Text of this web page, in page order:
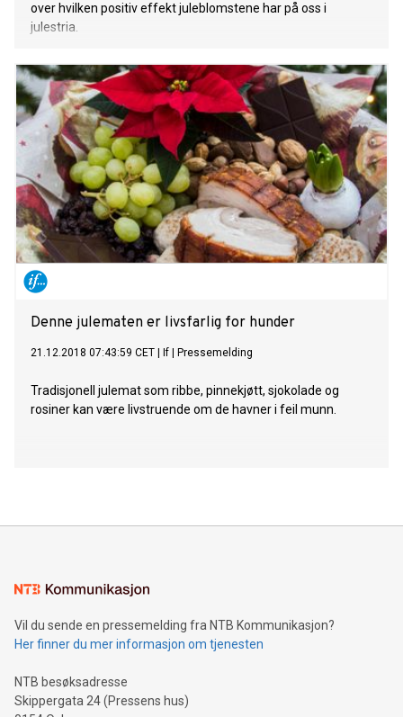
over hvilken positiv effekt juleblomstene har på oss i
julestria.
Denne julematen er livsfarlig for hunder
21.12.2018 07:43:59 CET If Pressemelding
Tradisjonell julemat som ribbe, pinnekjøtt, sjokolade og
rosiner kan være livstruende om de havner i feil munn.
Vil du sende en pressemelding fra NTB Kommunikasjon?
Her finner du mer informasjon om tjenesten
NTB besøksadresse
Skippergata 24 (Pressens hus)